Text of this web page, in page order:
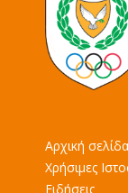
Αρχική σελίδα
Χρήσιμες
Ειδήσεις